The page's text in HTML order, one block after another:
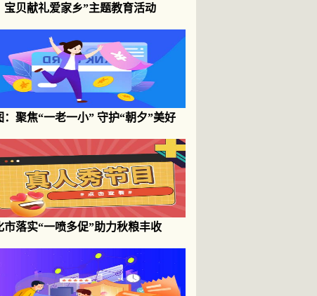
宝贝献礼爱家乡”主题教育活动
：聚焦“一老一小” 守护“朝夕”美好
市落实“一喷多促”助力秋粮丰收